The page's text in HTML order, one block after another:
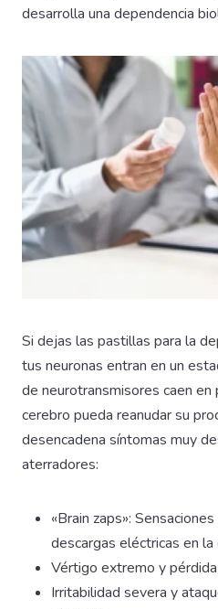
desarrolla una dependencia
Si dejas las pastillas para la
tus neuronas entran en un
de neurotransmisores caen
cerebro pueda reanudar su
desencadena síntomas muy
aterradores:
«Brain zaps»:
descargas eléctricas en la
Vértigo extremo y
Irritabilidad severa y